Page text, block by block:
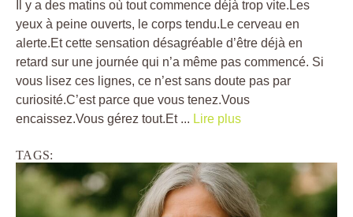
Il y a des matins où tout commence déjà trop vite.Les
yeux à peine ouverts, le corps tendu.Le cerveau en
alerte.Et cette sensation désagréable d’être déjà en
retard sur une journée qui n’a même pas commencé. Si
vous lisez ces lignes, ce n’est sans doute pas par
curiosité.C’est parce que vous tenez.Vous
encaissez.Vous gérez tout.Et ... Lire plus
TAGS: